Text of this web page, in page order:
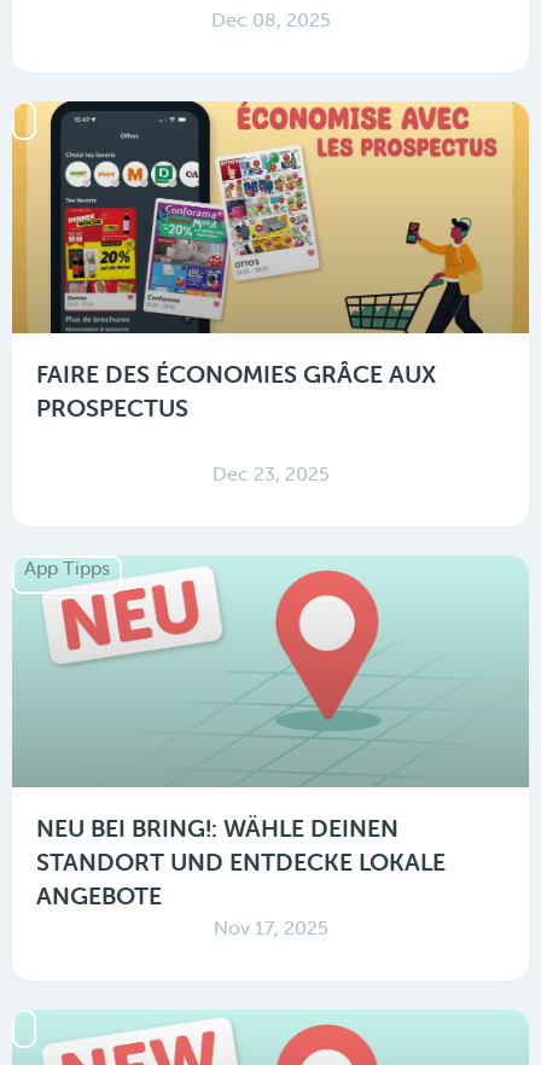
Dec 08, 2025
FAIRE DES ÉCONOMIES GRÂCE AUX
PROSPECTUS
Dec 23, 2025
App Tipps
NEU BEI BRING!: WÄHLE DEINEN
STANDORT UND ENTDECKE LOKALE
ANGEBOTE
Nov 17, 2025